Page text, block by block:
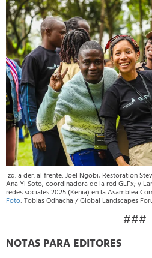
Izq. a der. al frente: Joel Ngobi, Restoration
Ana Yi Soto, coordinadora de la red GLFx; y
redes sociales 2025 (Kenia) en la Asamblea
Foto: Tobias Odhacha / Global Landscapes
###
NOTAS PARA EDITORES